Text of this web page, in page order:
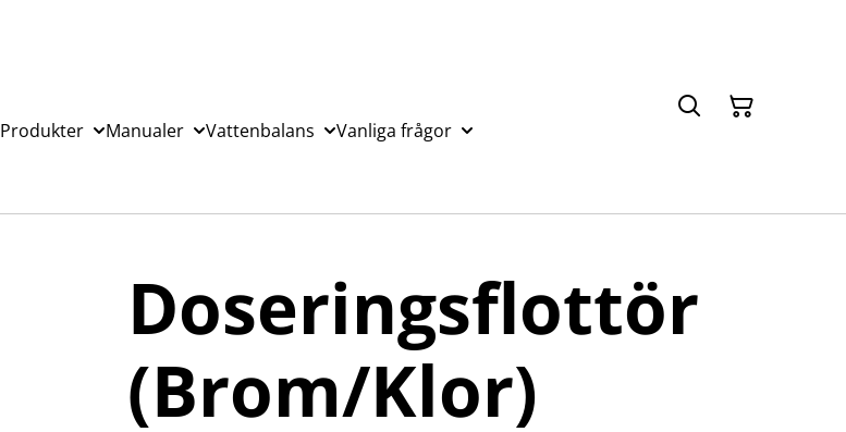
Produkter Manualer Vattenbalans Vanliga frågor
Doseringsflottör
(Brom/Klor)